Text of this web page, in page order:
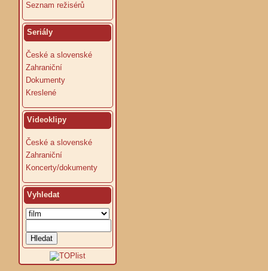
Seznam režisérů
Seriály
České a slovenské
Zahraniční
Dokumenty
Kreslené
Videoklipy
České a slovenské
Zahraniční
Koncerty/dokumenty
Vyhledat